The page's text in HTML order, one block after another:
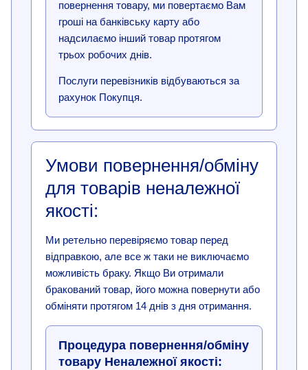
повернення товару, ми повертаємо Вам
гроші на банківську карту або
надсилаємо інший товар протягом
трьох робочих днів.
Послуги перевізників відбуваються за
рахунок Покупця.
Умови повернення/обміну
для товарів неналежної
якості:
Ми ретельно перевіряємо товар перед
відправкою, але все ж таки не виключаємо
можливість браку. Якщо Ви отримали
бракований товар, його можна повернути або
обміняти протягом 14 днів з дня отримання.
Процедура повернення/обміну
товару Неналежної якості: